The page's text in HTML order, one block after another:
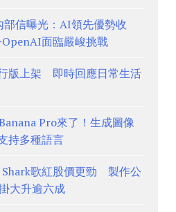
信曝光：AI領先優勢收
面臨嚴峻挑戰
行版上架 即時回應日常生活
Pro來了！生成圖像
持多種語言
Shark歌紅股價更勁 製作公
大升逾六成